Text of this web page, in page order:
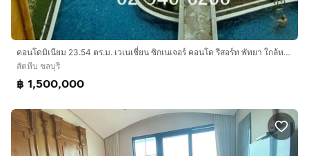
คอนโดมิเนียม 23.54 ตร.ม. เวเนเชี่ยน ซิกเนเจอร์ คอนโด รีสอร์ท พัทยา ใกล้หาดนาจอมเทียน ซอยนาจอมเทียน2 ถนนสุขุมวิท ถนนจอมเทียนสาย1 สัตหีบ
สัตหีบ ชลบุรี
฿ 1,500,000